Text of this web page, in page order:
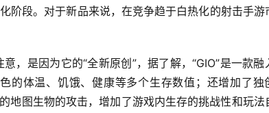
阶段。对于新品来说，在竞争趋于白热化的射击手游
，是因为它的“全新原创”，据了解，“GIO”是一款融
的体温、饥饿、健康等多个生存数值；还增加了独
地图生物的攻击，增加了游戏内生存的挑战性和玩法